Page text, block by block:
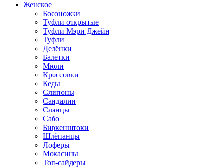
Женское
Босоножки
Туфли открытые
Туфли Мэри Джейн
Туфли
Делёнки
Балетки
Мюли
Кроссовки
Кеды
Слипоны
Сандалии
Сланцы
Сабо
Биркенштоки
Шлёпанцы
Лоферы
Мокасины
Топ-сайдеры